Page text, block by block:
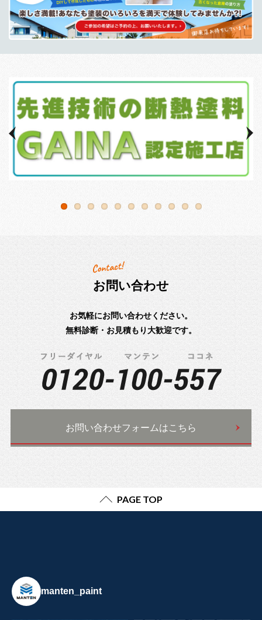
お問い合わせ
お気軽にお問い合わせください。
無料診断・お見積もり大歓迎です。
お問い合わせフォームはこちら
PAGE TOP
manten_paint